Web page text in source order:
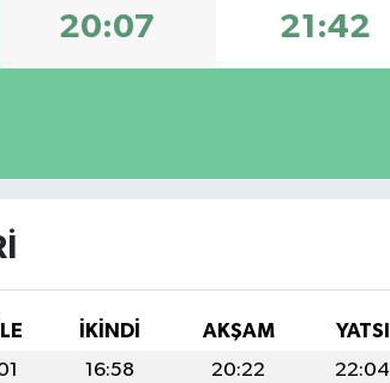
20:07 21:42
İKINDI AKŞAM
YATSI
16:58 20:22
22:04